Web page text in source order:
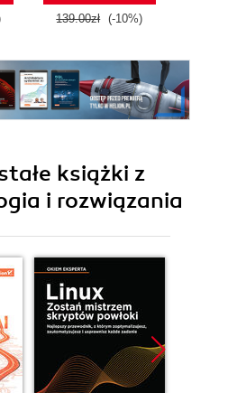
139.00zł (-10%)
książki z
i rozwiązania